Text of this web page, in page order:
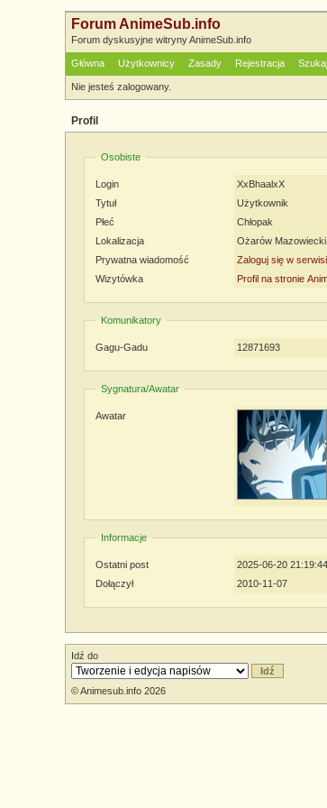
Forum AnimeSub.info
Forum dyskusyjne witryny AnimeSub.info
Główna Użytkownicy Zasady Rejestracja
Nie jesteś zalogowany.
Profil
Osobiste
Login
XxBhaalxX
Tytuł
Użytkownik
Płeć
Chłopak
Lokalizacja
Ożarów
Prywatna wiadomość
Zaloguj się w
Wizytówka
Profil na stronie
Komunikatory
Gagu-Gadu 12871693
Sygnatura/Awatar
Awatar
Informacje
Ostatni post
2025-06-20 21:19:44
Dołączył
2010-11-07
Idź do
© Animesub.info 2026